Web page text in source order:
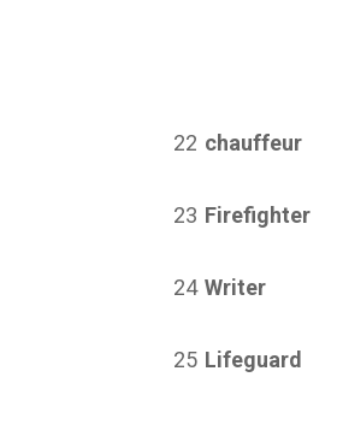
22 chauffeur
23 Firefighter
24 Writer
25 Lifeguard